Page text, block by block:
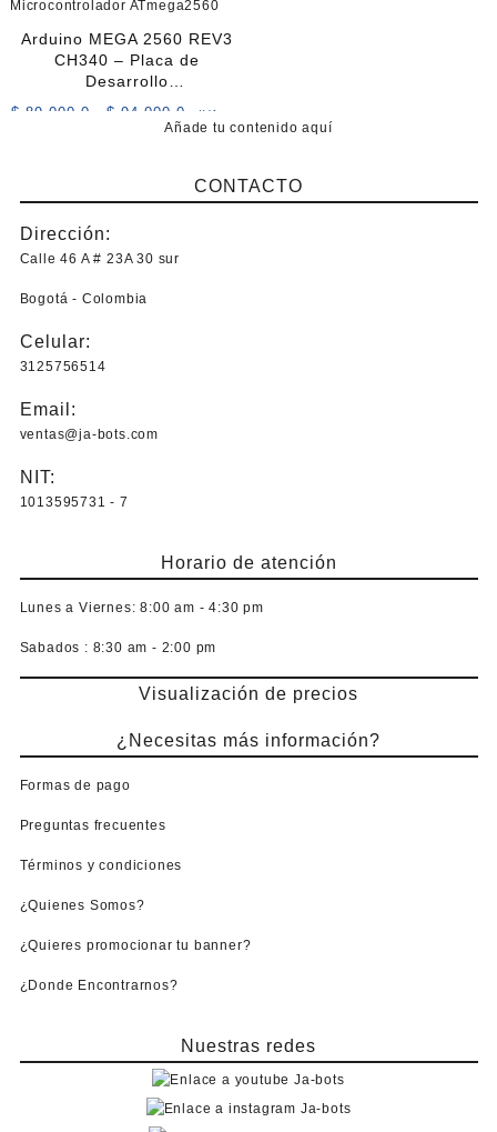
Arduino MEGA 2560 REV3
CH340 – Placa de
Desarrollo
Microcontrolador
ATmega2560
$ 89.000,0 $ 94.000,0 Rango
de
desde
$ 89.000,0
+IVA
variantes.
Las
se
elegir
en
producto
Añade tu contenido aquí
CONTACTO
Dirección:
Calle 46 A # 23A 30 sur
Bogotá - Colombia
Celular:
3125756514
Email:
ventas@ja-bots.com
NIT:
1013595731 - 7
Horario de atención
Lunes a Viernes: 8:00 am - 4:30 pm
Sabados : 8:30 am - 2:00 pm
Visualización de precios
¿Necesitas más información?
Formas de pago
Preguntas frecuentes
Términos y condiciones
¿Quienes Somos?
¿Quieres promocionar tu banner?
¿Donde Encontrarnos?
Nuestras redes